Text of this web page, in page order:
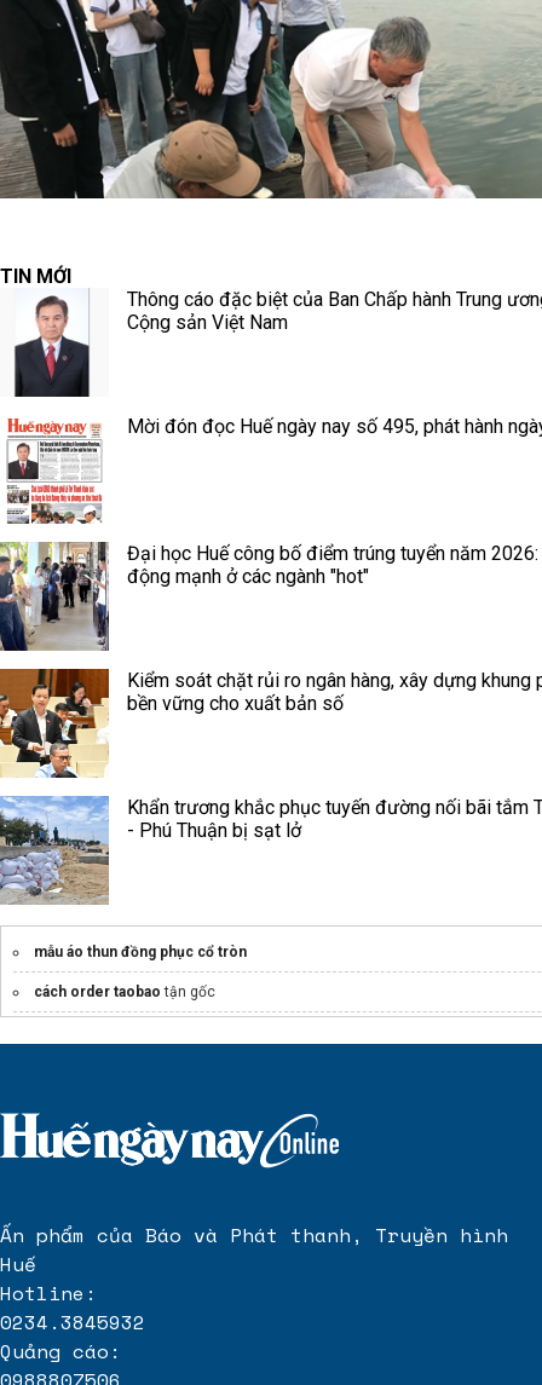
TIN MỚI
Thông cáo đặc biệt của Ban Chấp hành Trung
Cộng sản Việt Nam
Mời đón đọc Huế ngày nay số 495, phát hành
Đại học Huế công bố điểm trúng tuyển năm 2026:
động mạnh ở các ngành "hot"
Kiểm soát chặt rủi ro ngân hàng, xây dựng khung
bền vững cho xuất bản số
Khẩn trương khắc phục tuyến đường nối bãi tắm
- Phú Thuận bị sạt lở
mẫu áo thun đồng phục cổ tròn
cách order taobao tận gốc
Nhà phân phối uy tín tại TPHCM
Ấn phẩm của Báo và Phát thanh, Truyền hình
Huế
Hotline:
0234.3845932
Quảng cáo: